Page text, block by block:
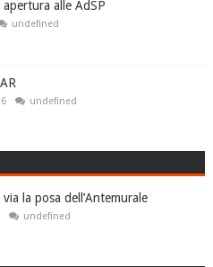
alle AdSP
undefined
undefined
la posa dell’Antemurale
undefined